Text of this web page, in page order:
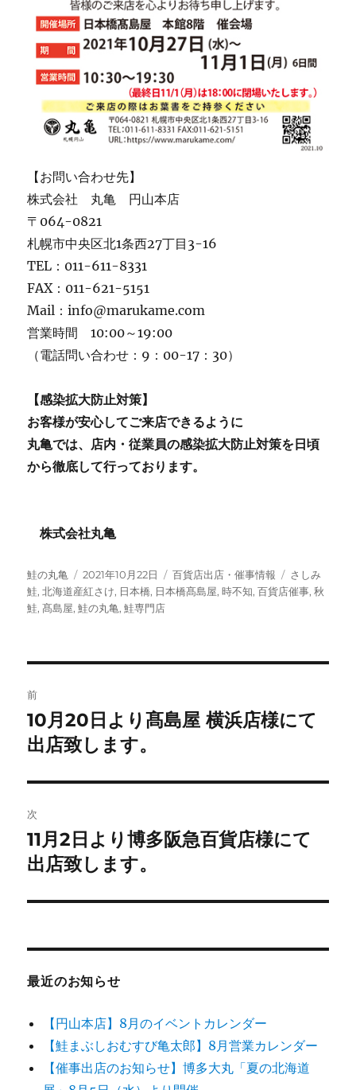
【お問い合わせ先】
株式会社 丸亀 円山本店
〒064-0821
札幌市中央区北1条西27丁目3-16
TEL：011-611-8331
FAX：011-621-5151
Mail：info@marukame.com
営業時間 10:00～19:00
（電話問い合わせ：9：00-17：30）
【感染拡大防止対策】
お客様が安心してご来店できるように
丸亀では、店内・従業員の感染拡大防止対策を日頃
から徹底して行っております。
株式会社丸亀
投
稿
者
鮭の丸亀
投
稿
日:
2021年10月22日
カ
テ
百貨店出店・催事情報
タ
グ
さしみ
鮭,北海道産紅さけ, 日本橋, 日本橋髙島屋,時不知,百貨店催事,秋
鮭,髙島屋,鮭の丸亀,鮭専門店
稿
ナ
ビ
ゲ
ー
シ
ン
前
前
の
稿:
10月20日より髙島屋 横浜店様にて
出店致します。
次
次
の
稿:
11月2日より博多阪急百貨店様にて
出店致します。
最近のお知らせ
【円山本店】8月のイベントカレンダー
【鮭まぶしおむすび亀太郎】8月営業カレンダー
【催事出店のお知らせ】博多大丸「夏の北海道